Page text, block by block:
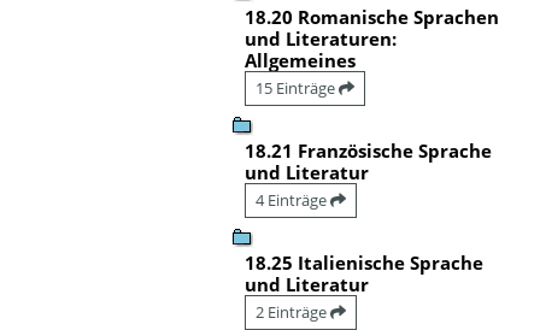
18.20 Romanische Sprachen
und Literaturen:
Allgemeines
15 Einträge
18.21 Französische Sprache
und Literatur
4 Einträge
18.25 Italienische Sprache
und Literatur
2 Einträge